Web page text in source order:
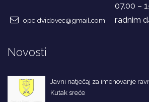
opc.dvidovec@gmail.com
07.00 –
radnim
Novosti
Javni natječaj za imenovanje
Kutak sreće